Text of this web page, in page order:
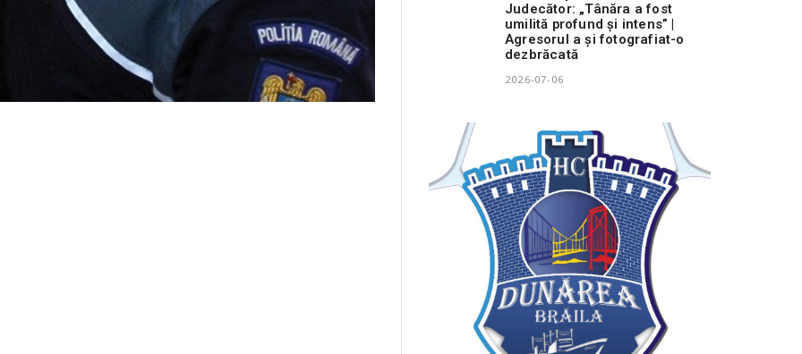
Judecător: „Tânăra a fost
umilită profund și intens” |
Agresorul a și fotografiat-o
dezbrăcată
2026-07-06